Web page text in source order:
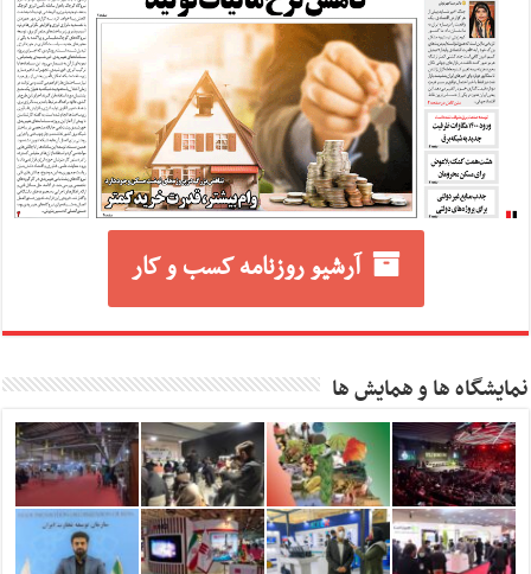
آرشیو روزنامه کسب و کار
نمایشگاه ها و همایش ها